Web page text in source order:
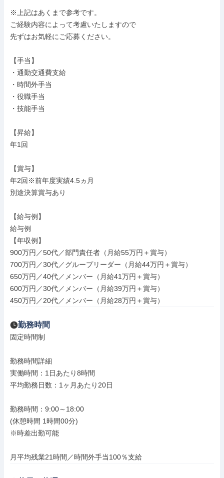
※上記はあくまで参考です。
ご経験内容によって考慮いたしますので
先ずはお気軽にご応募ください。
【手当】
・通勤交通費支給
・時間外手当
・役職手当
・技能手当
【昇給】
年1回
【賞与】
年2回※前年度実績4.5ヵ月
別途決算賞与あり
【給与例】
給与例
【年収例】
900万円／50代／部門責任者（月給55万円＋賞与）
700万円／30代／グループリーダー（月給44万円＋賞与）
650万円／40代／メンバー（月給41万円＋賞与）
600万円／30代／メンバー（月給39万円＋賞与）
450万円／20代／メンバー（月給28万円＋賞与）
勤務時間
固定時間制
勤務時間詳細
実働時間：1日あたり8時間
平均勤務日数：1ヶ月あたり20日
勤務時間：9:00～18:00
(休憩時間 1時間00分)
※時差出勤可能
月平均残業21時間／時間外手当100％支給